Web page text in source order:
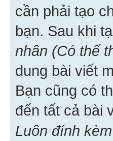
cần phải tạo
bạn. Sau khi
nhân (Có thể
dung bài viết
Bạn cũng có
đến tất cả bài
Luôn đính